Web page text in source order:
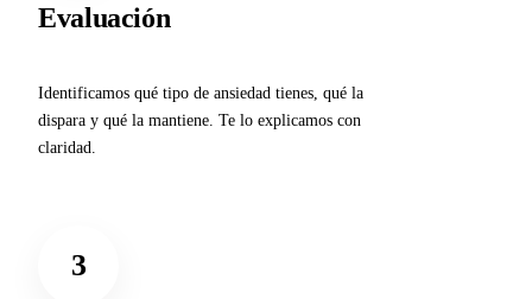
Evaluación
Identificamos qué tipo de ansiedad tienes, qué la
dispara y qué la mantiene. Te lo explicamos con
claridad.
3